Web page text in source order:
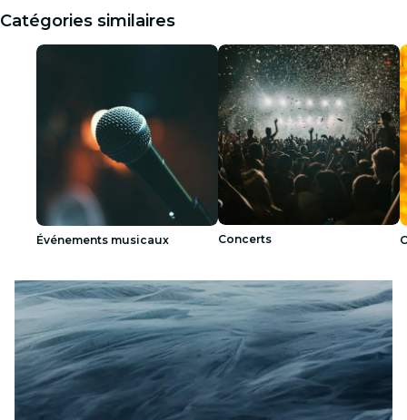
Catégories similaires
Événements musicaux Concerts